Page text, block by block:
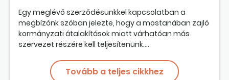
Egy meglévő szerződésünkkel kapcsolatban a
megbízónk szóban jelezte, hogy a mostanában zajló
kormányzati átalakítások miatt várhatóan más
szervezet részére kell teljesítenünk....
Tovább a teljes cikkhez